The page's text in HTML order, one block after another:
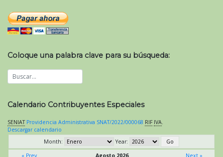
Coloque una palabra clave para su búsqueda:
Calendario Contribuyentes Especiales
SENIAT Providencia Administrativa SNAT/2022/000068 RIF IVA
Descargar calendario
Month:
Year:
« Prev
Agosto 2026 Next »